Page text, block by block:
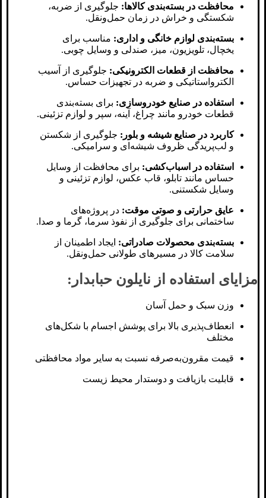
محافظت در بسته‌بندی کالاها: جلوگیری از ضربه،
شکستگی و خراش در زمان حمل‌ونقل.
بسته‌بندی لوازم خانگی و اداری: مناسب برای
یخچال، تلویزیون، میز، صندلی و وسایل چوبی.
محافظت از قطعات الکترونیکی: جلوگیری از آسیب
الکترواستاتیکی و ضربه در تجهیزات حساس.
استفاده در صنایع خودروسازی: برای بسته‌بندی
قطعات خودرو مانند چراغ، آینه، سپر و لوازم تزئینی.
کاربرد در صنایع شیشه و بلور: جلوگیری از شکستن
و لب‌پریدگی ظروف شیشه‌ای و سرامیکی.
استفاده در اسباب‌کشی: برای محافظت از وسایل
حساس مانند تابلو، قاب عکس، لوازم تزئینی و
وسایل شکستنی.
عایق حرارتی و صوتی موقت: در پروژه‌های
ساختمانی برای جلوگیری از نفوذ سرما، گرما و صدا.
بسته‌بندی محصولات صادراتی: ایجاد اطمینان از
سلامت کالا در مسیرهای طولانی حمل‌ونقل.
مزایای استفاده از نایلون حبابدار:
وزن سبک و حمل آسان
انعطاف‌پذیری بالا برای پوشش اجسام با شکل‌های
مختلف
قیمت مقرون‌به‌صرفه نسبت به سایر مواد محافظتی
قابلیت بازیافت و دوستدار محیط زیست